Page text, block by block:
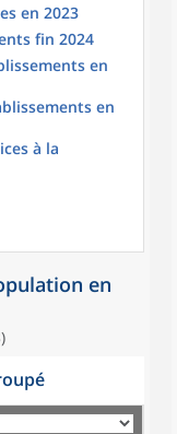
en 2023
fin 2024
en
en
à la
en